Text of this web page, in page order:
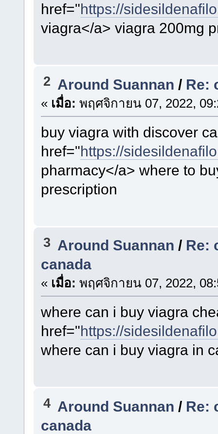
href="https://
viagra</a> viagra 200mg
2 Around Suannan / Re:
« เมื่อ: พฤศจิกายน 07, 2022,
buy viagra with discover
href="https://
pharmacy</a> where to
prescription
3 Around Suannan / Re:
canada
« เมื่อ: พฤศจิกายน 07, 2022,
where can i buy viagra
href="https://
where can i buy viagra in
4 Around Suannan / Re:
canada